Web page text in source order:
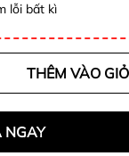
lỗi bất kì
THÊM VÀO GIỎ
NGAY